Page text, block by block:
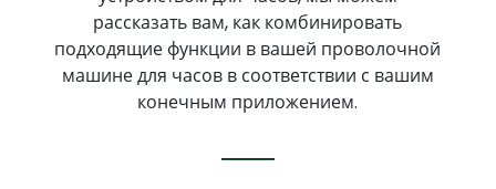
рассказать вам, как комбинировать
подходящие функции в вашей проволочной
машине для часов в соответствии с вашим
конечным приложением.